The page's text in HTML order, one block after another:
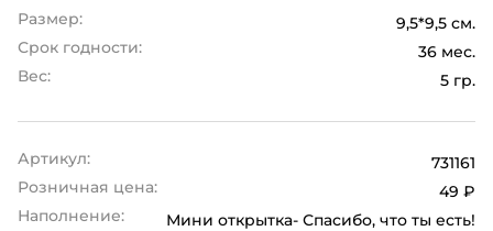
Размер:
9,5*9,5 см.
Срок годности:
36 мес.
Вес:
5 гр.
Артикул:
731161
Розничная цена:
49 ₽
Наполнение:
Мини открытка- Спасибо, что ты есть!